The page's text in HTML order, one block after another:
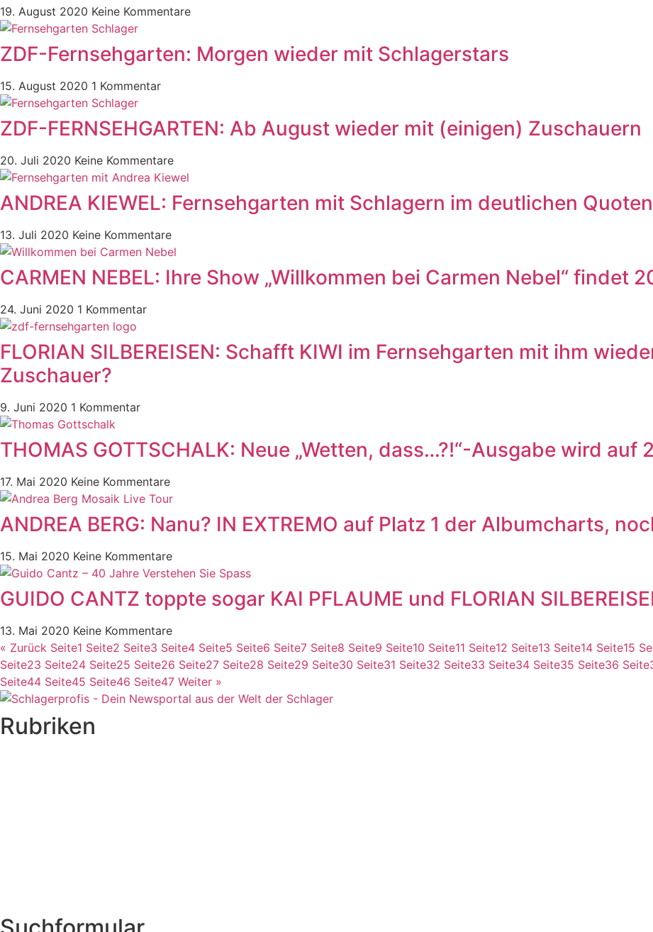
19. August 2020 Keine Kommentare
ZDF-Fernsehgarten: Morgen wieder mit Schlagerstars
15. August 2020 1 Kommentar
ZDF-FERNSEHGARTEN: Ab August wieder mit (einigen) Zuschauern
20. Juli 2020 Keine Kommentare
ANDREA KIEWEL: Fernsehgarten mit Schlagern im deutlichen
13. Juli 2020 Keine Kommentare
CARMEN NEBEL: Ihre Show „Willkommen bei Carmen Nebel“ findet
24. Juni 2020 1 Kommentar
FLORIAN SILBEREISEN: Schafft KIWI im Fernsehgarten mit ihm
Zuschauer?
9. Juni 2020 1 Kommentar
THOMAS GOTTSCHALK: Neue „Wetten, dass…?!“-Ausgabe wird auf
17. Mai 2020 Keine Kommentare
ANDREA BERG: Nanu? IN EXTREMO auf Platz 1 der Albumcharts,
15. Mai 2020 Keine Kommentare
GUIDO CANTZ toppte sogar KAI PFLAUME und FLORIAN
13. Mai 2020 Keine Kommentare
« Zurück Seite1 Seite2 Seite3 Seite4 Seite5 Seite6 Seite7 Seite8 Seite9 Seite10 Seite11 Seite12 Seite13 Seite14 Seite15
Seite23 Seite24 Seite25 Seite26 Seite27 Seite28 Seite29 Seite30 Seite31 Seite32 Seite33 Seite34 Seite35 Seite36 Seite
Seite44 Seite45 Seite46 Seite47 Weiter »
Rubriken